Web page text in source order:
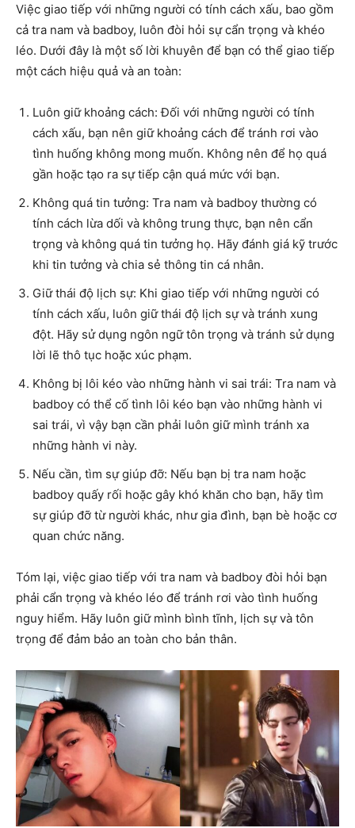
Việc giao tiếp với những người có tính cách xấu, bao gồm
cả tra nam và badboy, luôn đòi hỏi sự cẩn trọng và khéo
léo. Dưới đây là một số lời khuyên để bạn có thể giao tiếp
một cách hiệu quả và an toàn:
Luôn giữ khoảng cách: Đối với những người có tính
cách xấu, bạn nên giữ khoảng cách để tránh rơi vào
tình huống không mong muốn. Không nên để họ quá
gần hoặc tạo ra sự tiếp cận quá mức với bạn.
Không quá tin tưởng: Tra nam và badboy thường có
tính cách lừa dối và không trung thực, bạn nên cẩn
trọng và không quá tin tưởng họ. Hãy đánh giá kỹ trước
khi tin tưởng và chia sẻ thông tin cá nhân.
Giữ thái độ lịch sự: Khi giao tiếp với những người có
tính cách xấu, luôn giữ thái độ lịch sự và tránh xung
đột. Hãy sử dụng ngôn ngữ tôn trọng và tránh sử dụng
lời lẽ thô tục hoặc xúc phạm.
Không bị lôi kéo vào những hành vi sai trái: Tra nam và
badboy có thể cố tình lôi kéo bạn vào những hành vi
sai trái, vì vậy bạn cần phải luôn giữ mình tránh xa
những hành vi này.
Nếu cần, tìm sự giúp đỡ: Nếu bạn bị tra nam hoặc
badboy quấy rối hoặc gây khó khăn cho bạn, hãy tìm
sự giúp đỡ từ người khác, như gia đình, bạn bè hoặc cơ
quan chức năng.
Tóm lại, việc giao tiếp với tra nam và badboy đòi hỏi bạn
phải cẩn trọng và khéo léo để tránh rơi vào tình huống
nguy hiểm. Hãy luôn giữ mình bình tĩnh, lịch sự và tôn
trọng để đảm bảo an toàn cho bản thân.